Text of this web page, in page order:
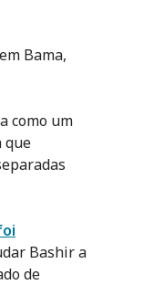
Bama,
como um
que
Bashir a
de